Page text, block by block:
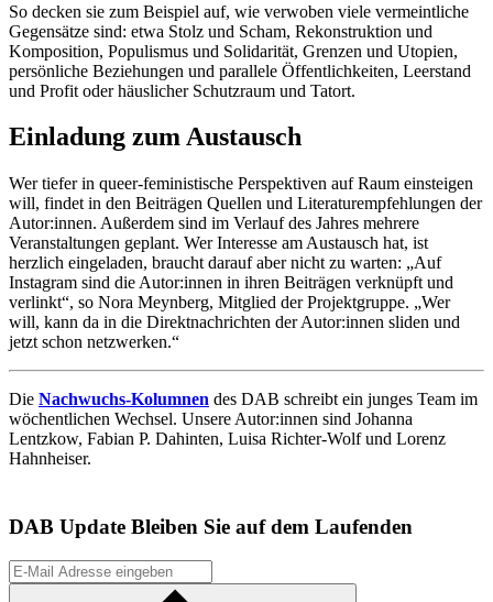
So decken sie zum Beispiel auf, wie verwoben viele vermeintliche
Gegensätze sind: etwa Stolz und Scham, Rekonstruktion und
Komposition, Populismus und Solidarität, Grenzen und Utopien,
persönliche Beziehungen und parallele Öffentlichkeiten, Leerstand
und Profit oder häuslicher Schutzraum und Tatort.
Einladung zum Austausch
Wer tiefer in queer-feministische Perspektiven auf Raum einsteigen
will, findet in den Beiträgen Quellen und Literaturempfehlungen der
Autor:innen. Außerdem sind im Verlauf des Jahres mehrere
Veranstaltungen geplant. Wer Interesse am Austausch hat, ist
herzlich eingeladen, braucht darauf aber nicht zu warten: „Auf
Instagram sind die Autor:innen in ihren Beiträgen verknüpft und
verlinkt“, so Nora Meynberg, Mitglied der Projektgruppe. „Wer
will, kann da in die Direktnachrichten der Autor:innen sliden und
jetzt schon netzwerken.“
Die Nachwuchs-Kolumnen des DAB schreibt ein junges Team im
wöchentlichen Wechsel. Unsere Autor:innen sind Johanna
Lentzkow, Fabian P. Dahinten, Luisa Richter-Wolf und Lorenz
Hahnheiser.
DAB Update Bleiben Sie auf dem Laufenden